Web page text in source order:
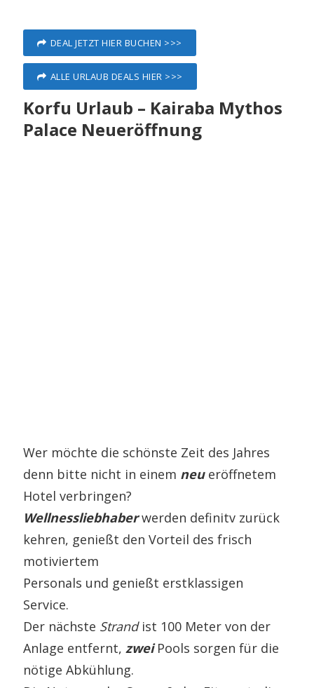
DEAL JETZT HIER BUCHEN >>>
ALLE URLAUB DEALS HIER >>>
Korfu Urlaub – Kairaba Mythos
Palace Neueröffnung
Wer möchte die schönste Zeit des Jahres
denn bitte nicht in einem neu eröffnetem
Hotel verbringen?
Wellnessliebhaber werden definitv zurück
kehren, genießt den Vorteil des frisch
motiviertem
Personals und genießt erstklassigen
Service.
Der nächste Strandist 100 Meter von der
Anlage entfernt,zwei Pools sorgen für die
nötige Abkühlung.